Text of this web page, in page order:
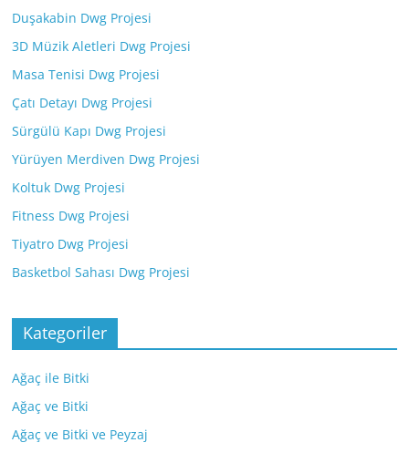
Duşakabin Dwg Projesi
3D Müzik Aletleri Dwg Projesi
Masa Tenisi Dwg Projesi
Çatı Detayı Dwg Projesi
Sürgülü Kapı Dwg Projesi
Yürüyen Merdiven Dwg Projesi
Koltuk Dwg Projesi
Fitness Dwg Projesi
Tiyatro Dwg Projesi
Basketbol Sahası Dwg Projesi
Kategoriler
Ağaç ile Bitki
Ağaç ve Bitki
Ağaç ve Bitki ve Peyzaj